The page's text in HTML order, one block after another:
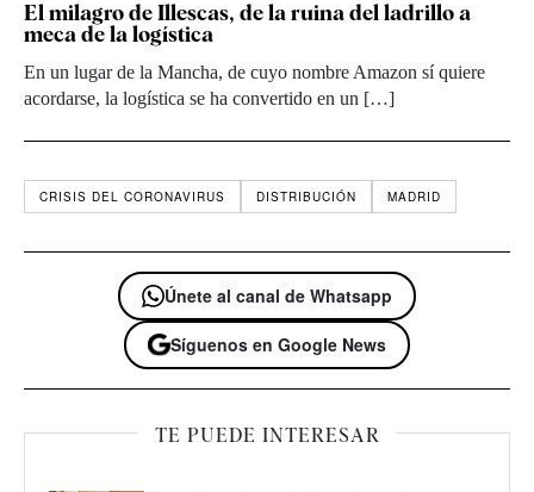
El milagro de Illescas, de la ruina del ladrillo a
meca de la logística
En un lugar de la Mancha, de cuyo nombre Amazon sí quiere
acordarse, la logística se ha convertido en un […]
CRISIS DEL CORONAVIRUS DISTRIBUCIÓN MADRID
Únete al canal de Whatsapp
Síguenos en Google News
TE PUEDE INTERESAR